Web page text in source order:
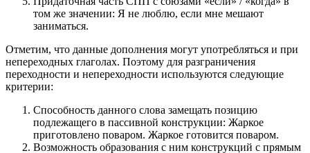
том же значении: Я не люблю, если мне мешают
заниматься.
Отметим, что данные дополнения могут употребляться и при
непереходных глаголах. Поэтому для разграничения
переходности и непереходности используются следующие
критерии:
Способность данного слова замещать позицию
подлежащего в пассивной конструкции: Жаркое
приготовлено поваром. Жаркое готовится поваром.
Возможность образования с ним конструкций с прямым